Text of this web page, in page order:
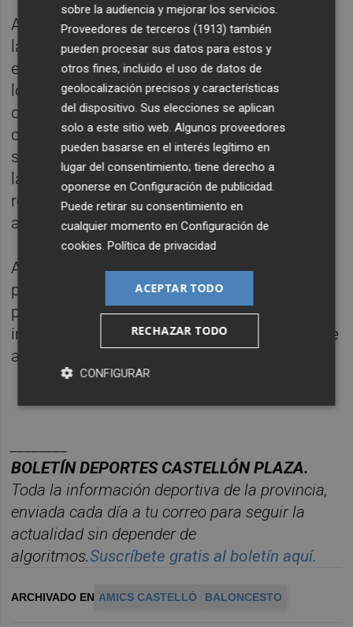
Amics Castelló y CEB Llíria ya se han visto
las caras en dos ocasiones esta temporada
en liga regular, con balance favorable para
los castellonenses. El primer duelo
disputado en el Ciutat de Castelló terminó
con victoria local por93-72, mientras que el
segundo enfrentamiento, correspondiente a
la última jornada liguera en el Pla de l’Arc, se
resolvió también a favor del Amics por un
ajustado80-87.
Además, el club ha organizado un autobús
para que los aficionados del Amics Castelló
puedan acompañar al equipo en este
importante desplazamiento correspondiente
a la ida de los cuartos de final del playoff.
BOLETÍN DEPORTES CASTELLÓN PLAZA.
Toda la información deportiva de la provincia,
enviada cada día a tu correo para seguir la
actualidad sin depender de
algoritmos.Suscríbete gratis al boletín aquí.
ARCHIVADO EN AMICS CASTELLÓ BALONCESTO
sobre la audiencia y mejorar los servicios.
Proveedores de terceros (1913) también
pueden procesar sus datos para estos y
otros fines, incluido el uso de datos de
geolocalización precisos y características
del dispositivo. Sus elecciones se aplican
solo a este sitio web. Algunos proveedores
pueden basarse en el interés legítimo en
lugar del consentimiento; tiene derecho a
oponerse enConfiguración de publicidad
Puede retirar su consentimiento en
cualquier momento enConfiguración de
cookies .Política de privacidad
ACEPTAR TODO
RECHAZAR TODO
CONFIGURAR